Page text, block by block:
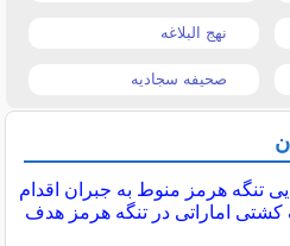
نهج البلاغه
صحیفه سجادیه
تنگه هرمز منوط به جبران اقدام
کشتی اماراتی در تنگه هرمز هدف